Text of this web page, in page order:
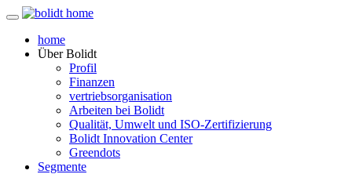
home
ÜberBolidt
Profil
Finanzen
vertriebsorganisation
Arbeiten bei Bolidt
Qualität, Umwelt und ISO-Zertifizierung
Bolidt Innovation Center
Greendots
Segmente